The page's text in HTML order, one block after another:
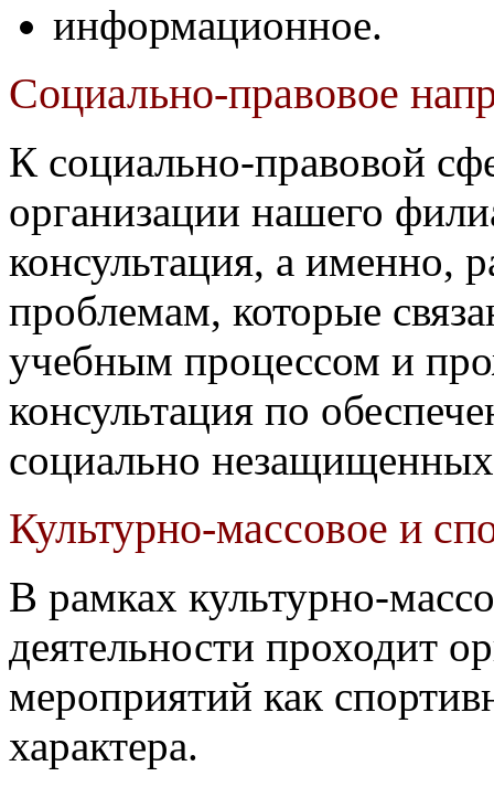
информационное.
Социально-правовое
К социально-правовой
организации нашего
консультация, а именно,
проблемам, которые
учебным процессом и
консультация по
социально
Культурно-массовое и
В рамках культурно-
деятельности проходит
мероприятий как
характера.